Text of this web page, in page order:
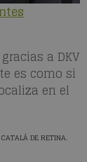
a DKV
es como si
en el
CATALÁ DE RETINA.